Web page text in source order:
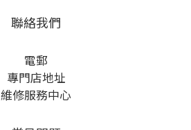
聯絡我們
電郵
專門店地址
維修服務中心